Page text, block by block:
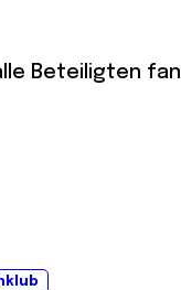
Beteiligten